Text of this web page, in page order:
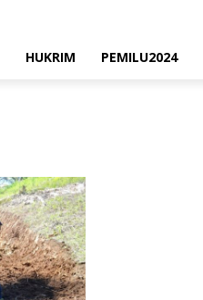
HUKRIM PEMILU2024